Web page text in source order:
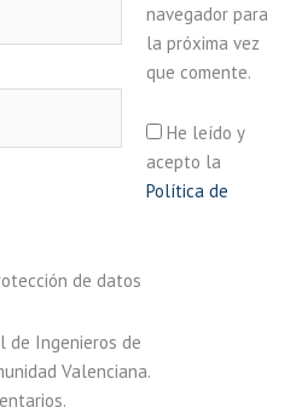
navegador para
la próxima vez
que comente.
He leído y
acepto la
Política de
de datos
de Ingenieros de
Valenciana.